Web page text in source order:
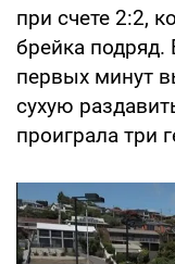
при счете 2:2,
брейка
первых минут
сухую
проиграла три